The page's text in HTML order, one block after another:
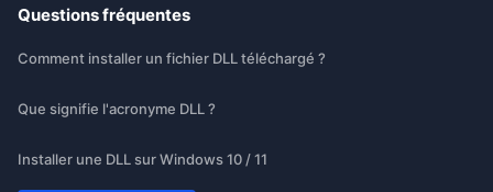
Questions fréquentes
Comment installer un fichier DLL téléchargé ?
Que signifie l'acronyme DLL ?
Installer une DLL sur Windows 10 / 11